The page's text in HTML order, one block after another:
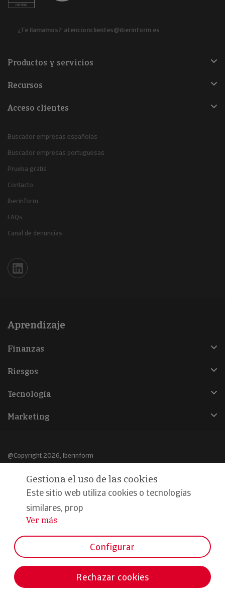
¿Te llamamos? atencionclientes@iberinform.es
Productos y servicios
Recursos
Acceso clientes
Buscador empresas españolas
Buscador empresas portuguesas
Prueba gratis
Contacto
Iberinform
FAQs
Canal de denuncias
Iberinform en Linkedin
Aprendizaje
Finanzas
Riesgos
Tecnología
Marketing
@Copyright 2026, Iberinform
Aviso legal
Política de cookies
Declaración de privacidad
Formamos parte de:
Gestiona el uso de las cookies
Este sitio web utiliza cookies o tecnologías
similares, prop
...
Ver más
Configurar
Rechazar cookies